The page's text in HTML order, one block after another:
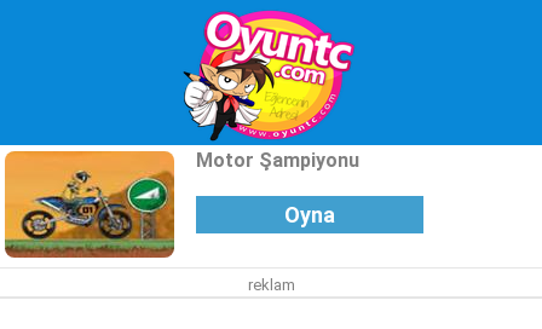
Motor Şampiyonu
Oyna
reklam